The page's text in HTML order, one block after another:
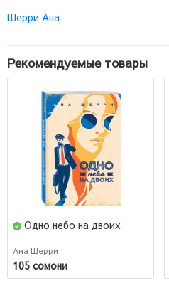
Шерри Ана
Рекомендуемые товары
Одно небо на двоих
Ана Шерри
105 сомони